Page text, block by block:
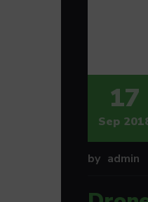
17
Sep
by admin